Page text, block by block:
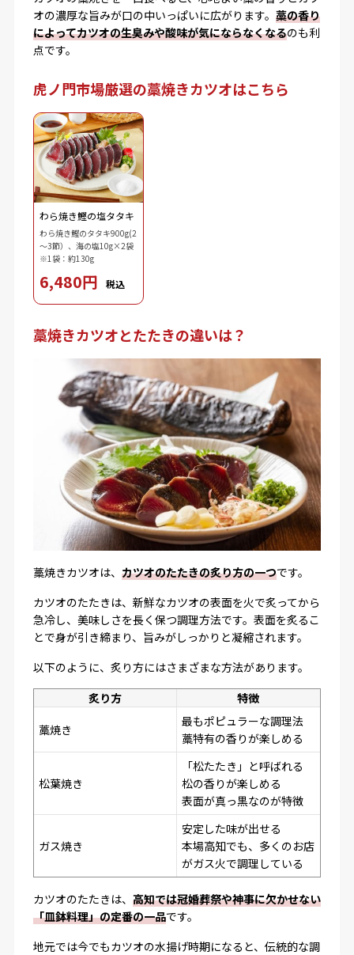
オの濃厚な旨みが口の中いっぱいに広がります。 藁の香り
によってカツオの生臭みや酸味が気にならなくなるのも利
点です。
虎ノ門市場厳選の藁焼きカツオはこちら
わら焼き鰹の塩タタキ
わら焼き鰹のタタキ900g(2
～3節）、海の塩10g×2袋
※1袋：約130g
6,480円 税込
藁焼きカツオとたたきの違いは？
藁焼きカツオは、 カツオのたたきの炙り方の一つです。
カツオのたたきは、新鮮なカツオの表面を火で炙ってから
急冷し、美味しさを長く保つ調理方法です。表面を炙るこ
とで身が引き締まり、旨みがしっかりと凝縮されます。
以下のように、炙り方にはさまざまな方法があります。
炙り方
特徴
藁焼き
最もポピュラーな調理法
藁特有の香りが楽しめる
松葉焼き
「松たたき」と呼ばれる
松の香りが楽しめる
表面が真っ黒なのが特徴
ガス焼き
安定した味が出せる
本場高知でも、多くのお店
がガス火で調理している
カツオのたたきは、 高知では冠婚葬祭や神事に欠かせない
「皿鉢料理」の定番の一品です。
地元では今でもカツオの水揚げ時期になると、伝統的な調